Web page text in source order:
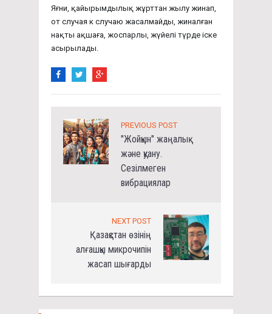
Яғни, қайырымдылық жұрттан жылу жинап,
от случая к случаю жасалмайды, жиналған
нақты ақшаға, жоспарлы, жүйелі түрде іске
асырылады.
PREVIOUS POST
"Жойқын" жаңалық
және қуану.
Сезілмеген
вибрациялар
NEXT POST
Қазақстан өзінің
алғашқы микрочипін
жасап шығарды